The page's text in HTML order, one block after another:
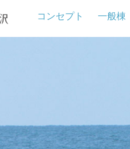
コンセプト 一般棟